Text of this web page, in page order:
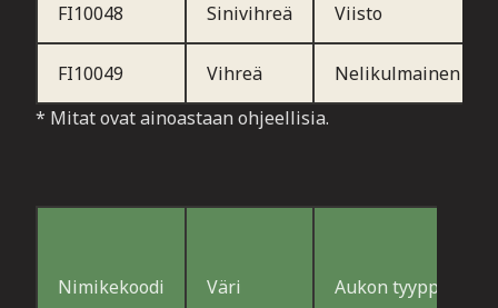
FI10048 Sinivihreä Viisto
FI10049 Vihreä
Nelikulmainen
* Mitat ovat ainoastaan ohjeellisia.
Nimikekoodi Väri Aukon tyyppi